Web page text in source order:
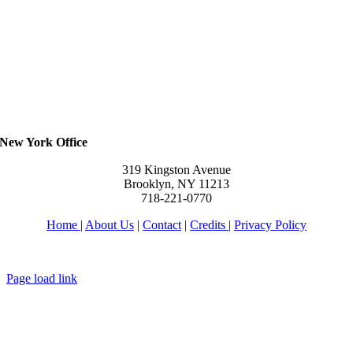
New York Office
319 Kingston Avenue
Brooklyn, NY 11213
718-221-0770
Home | About Us | Contact | Credits | Privacy Policy
Page load link